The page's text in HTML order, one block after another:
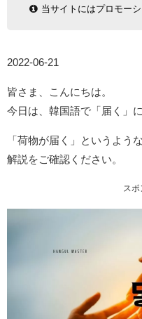
当サイトにはプロモー
2022-06-21
皆さま、こんにちは。
今日は、韓国語で「届く」
「荷物が届く」というよう
解説をご確認ください。
スポ